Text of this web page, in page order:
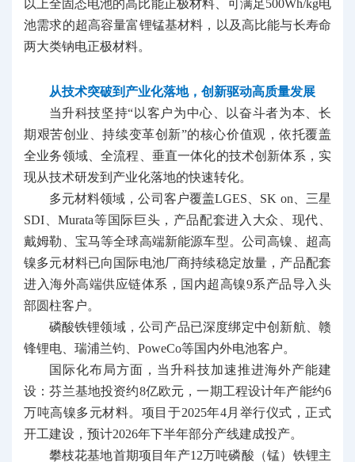
以上全固态电池的高比能正极材料、可满足500Wh/kg电
池需求的超高容量富锂锰基材料，以及高比能与长寿命
两大类钠电正极材料。
从技术突破到产业化落地，创新驱动高质量发展
当升科技坚持“以客户为中心、以奋斗者为本、长
期艰苦创业、持续变革创新”的核心价值观，依托覆盖
全业务领域、全流程、垂直一体化的技术创新体系，实
现从技术研发到产业化落地的快速转化。
多元材料领域，公司客户覆盖LGES、SK on、三星
SDI、Murata等国际巨头，产品配套进入大众、现代、
戴姆勒、宝马等全球高端新能源车型。公司高镍、超高
镍多元材料已向国际电池厂商持续稳定放量，产品配套
进入海外高端供应链体系，国内超高镍9系产品导入头
部圆柱客户。
磷酸铁锂领域，公司产品已深度绑定中创新航、赣
锋锂电、瑞浦兰钧、PoweCo等国内外电池客户。
国际化布局方面，当升科技加速推进海外产能建
设：芬兰基地投资约8亿欧元，一期工程设计年产能约6
万吨高镍多元材料。项目于2025年4月举行仪式，正式
开工建设，预计2026年下半年部分产线建成投产。
攀枝花基地首期项目年产12万吨磷酸（锰）铁锂主